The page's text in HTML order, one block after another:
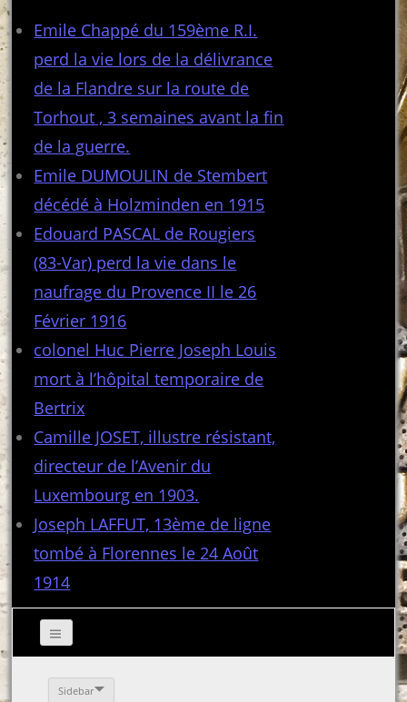
Emile Chappé du 159ème R.I.
perd la vie lors de la délivrance
de la Flandre sur la route de
Torhout , 3 semaines avant la fin
de la guerre.
Emile DUMOULIN de Stembert
décédé à Holzminden en 1915
Edouard PASCAL de Rougiers
(83-Var) perd la vie dans le
naufrage du Provence II le 26
Février 1916
colonel Huc Pierre Joseph Louis
mort à l’hôpital temporaire de
Bertrix
Camille JOSET, illustre résistant,
directeur de l’Avenir du
Luxembourg en 1903.
Joseph LAFFUT, 13ème de ligne
tombé à Florennes le 24 Août
1914
Sidebar